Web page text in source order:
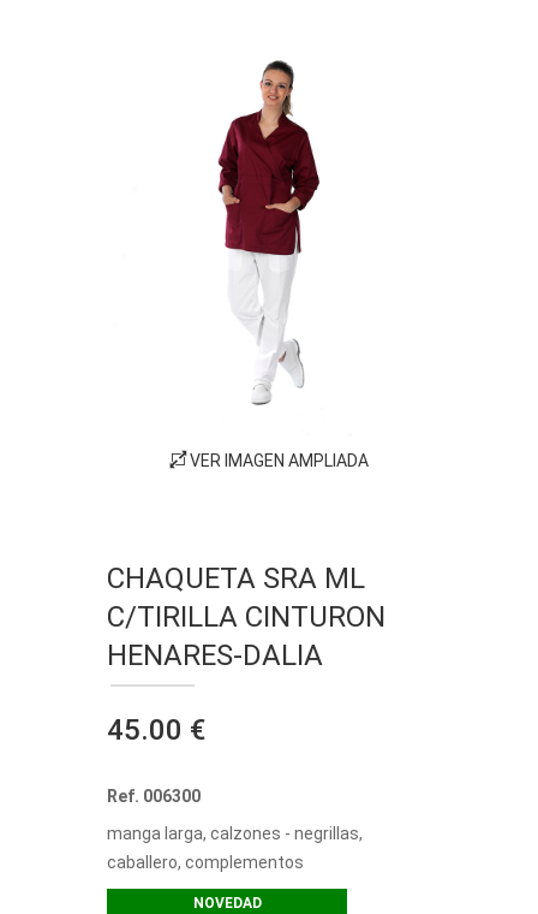
VER IMAGEN AMPLIADA
CHAQUETA SRA ML
C/TIRILLA CINTURON
HENARES-DALIA
45.00 €
Ref. 006300
manga larga, calzones - negrillas,
caballero, complementos
NOVEDAD